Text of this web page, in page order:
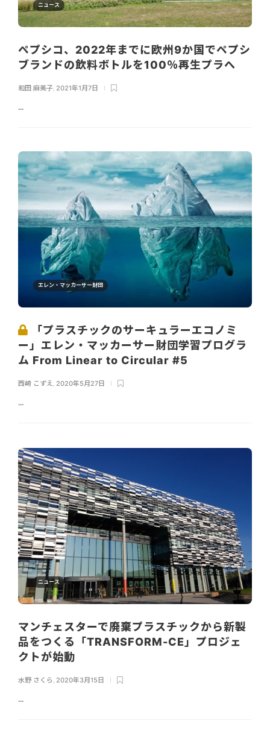
ニュース
ペプシコ、2022年までに欧州9か国でペプシ
ブランドの飲料ボトルを100％再生プラへ
和田 麻美子 2021年1月7日
...
エレン・マッカーサー財団
「プラスチックのサーキュラーエコノミ
ー」エレン・マッカーサー財団学習プログラ
ム From Linear to Circular #5
西崎 こずえ, 2020年5月27日
...
ニュース
マンチェスターで廃棄プラスチックから新製
品をつくる「TRANSFORM-CE」プロジェ
クトが始動
水野 さくら 2020年3月15日
...